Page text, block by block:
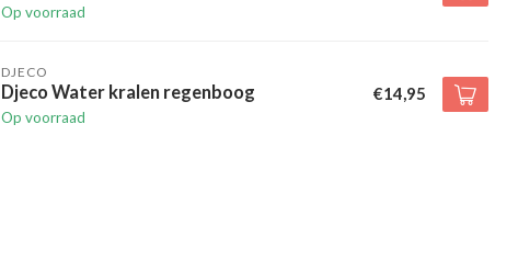
Op voorraad
DJECO
Djeco Water kralen regenboog
Op voorraad
€14,95